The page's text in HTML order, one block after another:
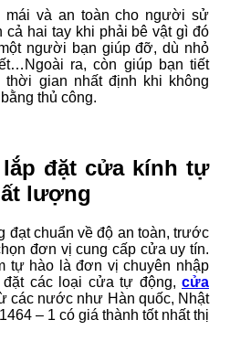
mái và an toàn cho người sử
cả hai tay khi phải bê vật gì đó
người bạn giúp đỡ, dù nhỏ
ra, còn giúp bạn tiết
thời gian nhất định khi không
thủ công.
đặt cửa kính tự
lượng
đạt chuẩn về độ an toàn, trước
đơn vị cung cấp cửa uy tín.
tự hào là đơn vị chuyên nhập
các loại cửa tự động, cửa
các nước như Hàn quốc, Nhật
– 1 có giá thành tốt nhất thị